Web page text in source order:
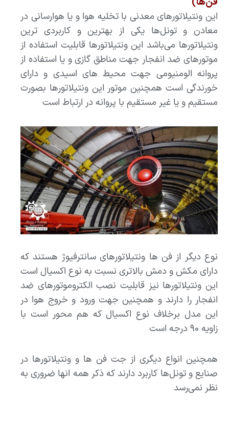
این ونتیلاتورهای معدنی با تخلیه هوا و یا هوارسانی در
معادن و تونل‌ها یکی از بهترین و کاربردی ترین
ونتیلاتورها می‌باشد این ونتیلاتورها قابلیت استفاده از
موتورهای ضد انفجار جهت مناطق گازی و یا استفاده از
پروانه الومنیومی جهت محیط های اسیدی و دارای
خورندگی است همچنین موتور این ونتیلاتورها بصورت
مستقیم و یا غیر مستقیم با پروانه در ارتباط است
نوع دیگر از فن ها ونتیلاتورهای سانترفیوژ هستند که
دارای مکش و دمش بالاتری نسبت به نوع اکسیال است
این ونتیلاتورها نیز قابلیت نصب الکتروموتورهای ضد
انفجار را دارند و همچنین جهت ورود و خروج هوا در
این مدل برخلاف نوع اکسیال که هم محور است با
زاویه ۹۰ درجه است
همچنین انواع دیگری از جت فن ها و ونتیلاتورها در
صنایع و تونل‌ها کاربرد دارند که ذکر همه انها ضروری به
نظر نمی‌رسد